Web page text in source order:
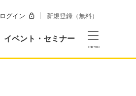
イベント・セミナー
ログイン 新規登録（無料）